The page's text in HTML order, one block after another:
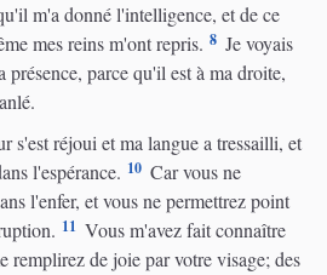
m'a donné l'intelligence, et de ce
mes reins m'ont repris. 8 Je voyais
parce qu'il est à ma droite,
s'est réjoui et ma langue a tressailli, et
l'espérance. 10 Car vous ne
l'enfer, et vous ne permettrez point
11 Vous m'avez fait connaître
remplirez de joie par votre visage; des